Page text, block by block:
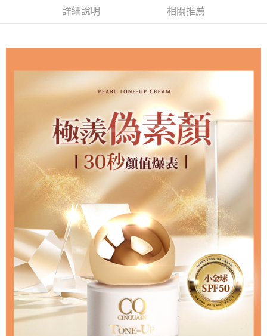
詳細說明 相關推薦